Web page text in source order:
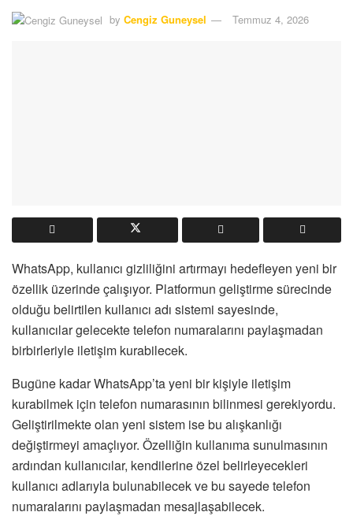
by Cengiz Guneysel Temmuz 4, 2026
WhatsApp, kullanıcı gizliliğini artırmayı hedefleyen yeni bir
özellik üzerinde çalışıyor. Platformun geliştirme sürecinde
olduğu belirtilen kullanıcı adı sistemi sayesinde,
kullanıcılar gelecekte telefon numaralarını paylaşmadan
birbirleriyle iletişim kurabilecek.
Bugüne kadar WhatsApp’ta yeni bir kişiyle iletişim
kurabilmek için telefon numarasının bilinmesi gerekiyordu.
Geliştirilmekte olan yeni sistem ise bu alışkanlığı
değiştirmeyi amaçlıyor. Özelliğin kullanıma sunulmasının
ardından kullanıcılar, kendilerine özel belirleyecekleri
kullanıcı adlarıyla bulunabilecek ve bu sayede telefon
numaralarını paylaşmadan mesajlaşabilecek.